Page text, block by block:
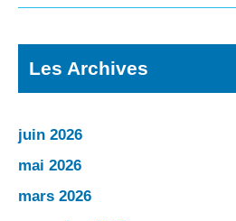
Les Archives
juin 2026
mai 2026
mars 2026